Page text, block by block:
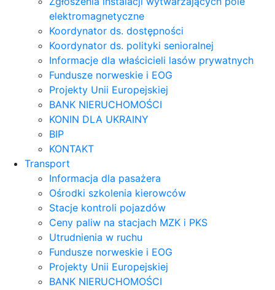
elektromagnetyczne
Koordynator ds. dostępności
Koordynator ds. polityki senioralnej
Informacje dla właścicieli lasów prywatnych
Fundusze norweskie i EOG
Projekty Unii Europejskiej
BANK NIERUCHOMOŚCI
KONIN DLA UKRAINY
BIP
KONTAKT
Transport
Informacja dla pasażera
Ośrodki szkolenia kierowców
Stacje kontroli pojazdów
Ceny paliw na stacjach MZK i PKS
Utrudnienia w ruchu
Fundusze norweskie i EOG
Projekty Unii Europejskiej
BANK NIERUCHOMOŚCI